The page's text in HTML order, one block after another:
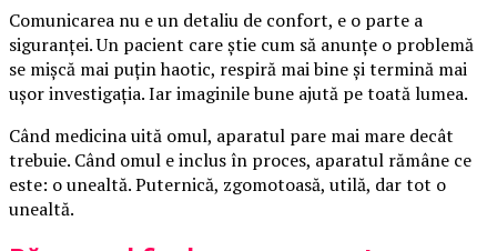
Comunicarea nu e un detaliu de confort, e o parte a
siguranței. Un pacient care știe cum să anunțe o problemă
se mișcă mai puțin haotic, respiră mai bine și termină mai
ușor investigația. Iar imaginile bune ajută pe toată lumea.
Când medicina uită omul, aparatul pare mai mare decât
trebuie. Când omul e inclus în proces, aparatul rămâne ce
este: o unealtă. Puternică, zgomotoasă, utilă, dar tot o
unealtă.